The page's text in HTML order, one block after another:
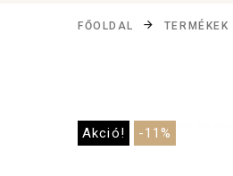
FŐOLDAL TERMÉKEK
Akció! -11%